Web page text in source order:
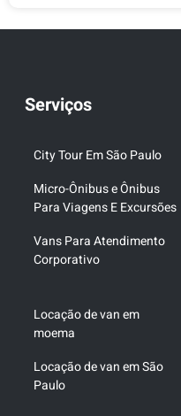
Serviços
City Tour Em São Paulo
Micro-Ônibus e Ônibus
Para Viagens E Excursões
Vans Para Atendimento
Corporativo
Locação de van em
moema
Locação de van em São
Paulo